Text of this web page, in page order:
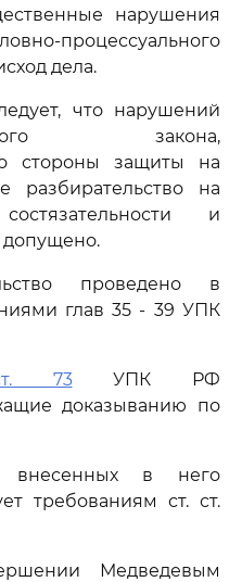
нарушения
процессуального
дела.
что нарушений
закона,
стороны защиты на
разбирательство на
и
допущено.
проведено в
глав 35 - 39 УПК
73УПК РФ
доказыванию по
внесенных в него
требованиям ст. ст.
Медведевым